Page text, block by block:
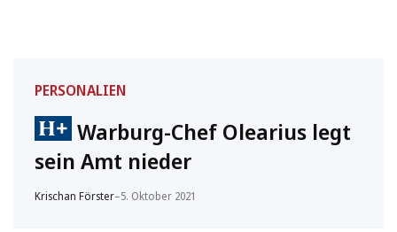
PERSONALIEN
Warburg-Chef Olearius legt
sein Amt nieder
Krischan Förster–5. Oktober 2021